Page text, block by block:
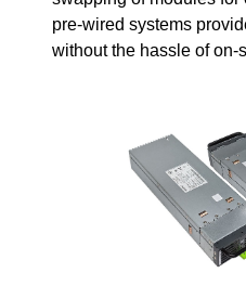
pre-wired systems
without the hassle of on-